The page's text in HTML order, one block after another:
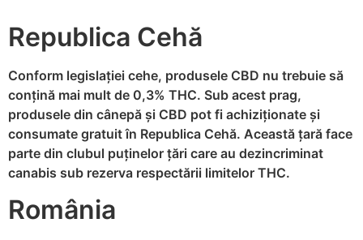
Republica Cehă
Conform legislației cehe, produsele CBD nu trebuie să
conțină mai mult de 0,3% THC. Sub acest prag,
produsele din cânepă și CBD pot fi achiziționate și
consumate gratuit în Republica Cehă. Această țară face
parte din clubul puținelor țări care au dezincriminat
canabis sub rezerva respectării limitelor THC.
România